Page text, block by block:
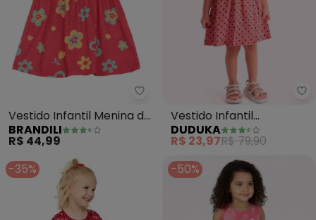
Brandili - Vestido Infantil
Vestido Infantil Menina de
Flores (Vermelho)
BRANDILI
R$ 44,99
Vestido Infantil
(Vermelha)
DUDUKA
R$ 23,97R$ 79,90
-35%
-50%